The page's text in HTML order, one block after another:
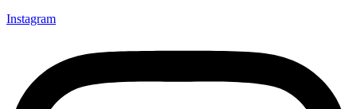
Instagram